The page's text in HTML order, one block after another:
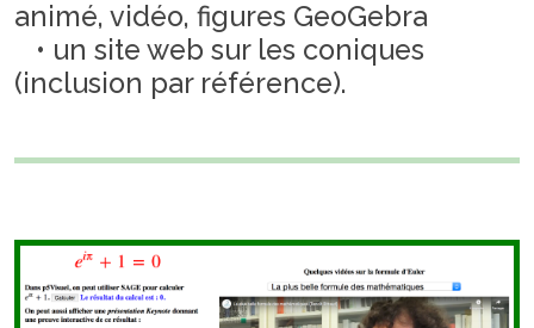
animé, vidéo, figures GeoGebra
• un site web sur les coniques
(inclusion par référence).